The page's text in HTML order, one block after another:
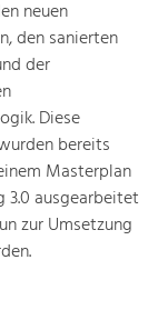
neuen
den sanierten
der
Diese
bereits
Masterplan
3.0 ausgearbeitet
zur Umsetzung